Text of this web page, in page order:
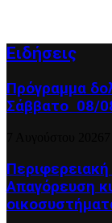
Ειδήσεις
Πρόγραμμα
Σάββατο 08/
Απαγόρευση